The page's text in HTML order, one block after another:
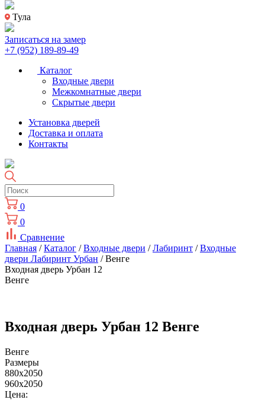
Тула
Записаться на замер
+7 (952) 189-89-49
Каталог
Входные двери
Межкомнатные двери
Скрытые двери
Установка дверей
Доставка и оплата
Контакты
0
0
Сравнение
Главная /Каталог /Входные двери /Лабиринт /Входные
двери Лабиринт Урбан / Венге
Входная дверь Урбан 12
Венге
Входная дверь Урбан 12 Венге
Венге
Размеры
880x2050
960x2050
Цена: